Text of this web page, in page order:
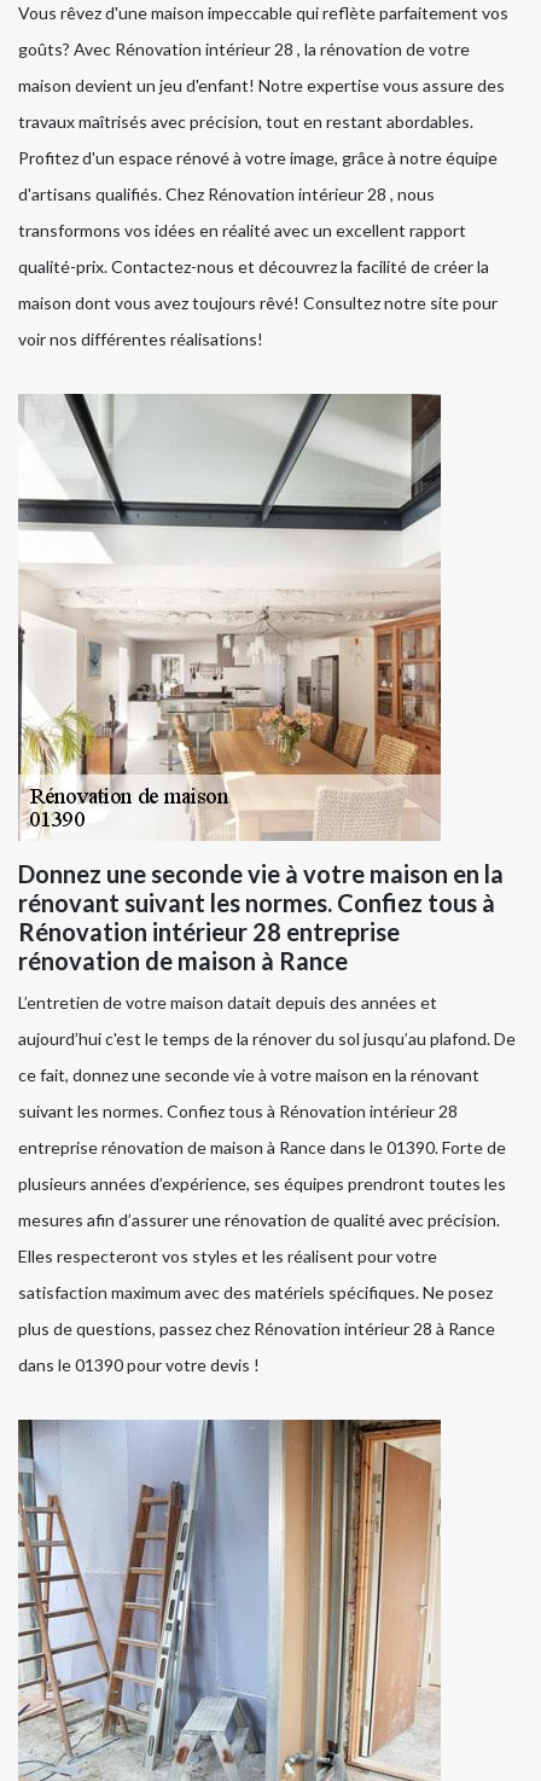
Vous rêvez d'une maison impeccable qui reflète parfaitement vos
goûts? Avec Rénovation intérieur 28 , la rénovation de votre
maison devient un jeu d'enfant! Notre expertise vous assure des
travaux maîtrisés avec précision, tout en restant abordables.
Profitez d'un espace rénové à votre image, grâce à notre équipe
d'artisans qualifiés. Chez Rénovation intérieur 28 , nous
transformons vos idées en réalité avec un excellent rapport
qualité-prix. Contactez-nous et découvrez la facilité de créer la
maison dont vous avez toujours rêvé! Consultez notre site pour
voir nos différentes réalisations!
Donnez une seconde vie à votre maison en la
rénovant suivant les normes. Confiez tous à
Rénovation intérieur 28 entreprise
rénovation de maison à Rance
L’entretien de votre maison datait depuis des années et
aujourd’hui c'est le temps de la rénover du sol jusqu’au plafond. De
ce fait, donnez une seconde vie à votre maison en la rénovant
suivant les normes. Confiez tous à Rénovation intérieur 28
entreprise rénovation de maison à Rance dans le 01390. Forte de
plusieurs années d’expérience, ses équipes prendront toutes les
mesures afin d’assurer une rénovation de qualité avec précision.
Elles respecteront vos styles et les réalisent pour votre
satisfaction maximum avec des matériels spécifiques. Ne posez
plus de questions, passez chez Rénovation intérieur 28 à Rance
dans le 01390 pour votre devis !